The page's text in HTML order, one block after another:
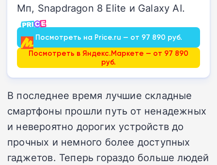
Мп, Snapdragon 8 Elite и Galaxy AI.
Посмотреть на Price.ru — от 97 890 руб.
Посмотреть в Яндекс.Маркете — от 97 890
руб.
В последнее время лучшие складные
смартфоны прошли путь от ненадежных
и невероятно дорогих устройств до
прочных и немного более доступных
гаджетов. Теперь гораздо больше людей